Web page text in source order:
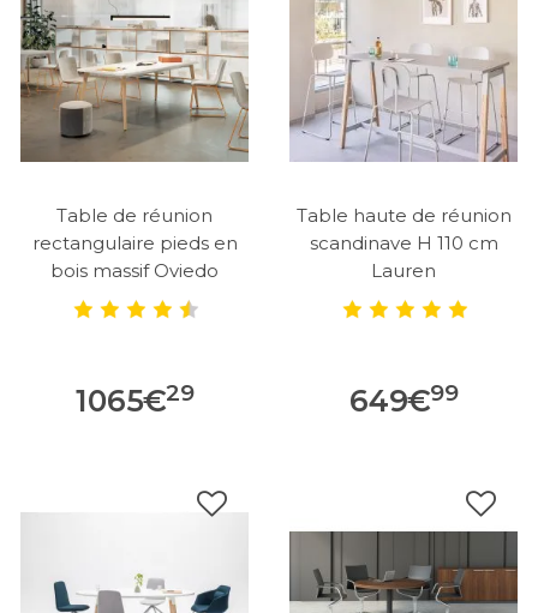
Table de réunion
rectangulaire pieds en
bois massif Oviedo
1065€29
Table haute de réunion
scandinave H 110 cm
Lauren
649€99